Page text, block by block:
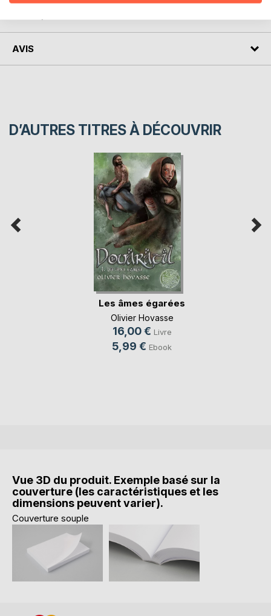
AVIS
D’AUTRES TITRES À DÉCOUVRIR
Les âmes égarées
Olivier Hovasse
16,00 € Livre
5,99 € Ebook
Vue 3D du produit. Exemple basé sur la
couverture (les caractéristiques et les
dimensions peuvent varier).
Couverture souple